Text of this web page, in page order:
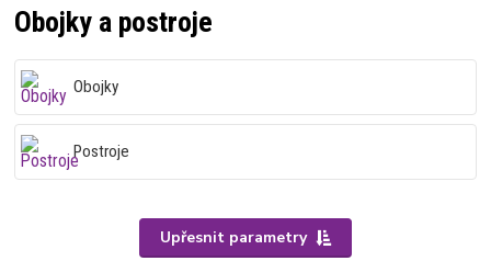
Obojky a postroje
Obojky
Postroje
Upřesnit parametry